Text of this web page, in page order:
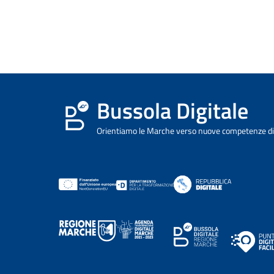
Bussola Digitale
Orientiamo le Marche verso nuove competenze